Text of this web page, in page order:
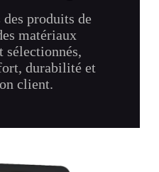
produits de
matériaux
sélectionnés,
durabilité et
client.